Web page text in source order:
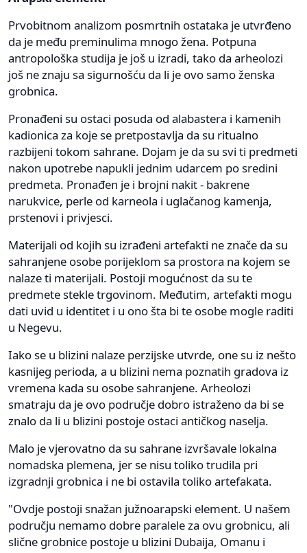
Prvobitnom analizom posmrtnih ostataka je utvrđeno
da je među preminulima mnogo žena. Potpuna
antropološka studija je još u izradi, tako da arheolozi
još ne znaju sa sigurnošću da li je ovo samo ženska
grobnica.
Pronađeni su ostaci posuda od alabastera i kamenih
kadionica za koje se pretpostavlja da su ritualno
razbijeni tokom sahrane. Dojam je da su svi ti predmeti
nakon upotrebe napukli jednim udarcem po sredini
predmeta. Pronađen je i brojni nakit - bakrene
narukvice, perle od karneola i uglačanog kamenja,
prstenovi i privjesci.
Materijali od kojih su izrađeni artefakti ne znače da su
sahranjene osobe porijeklom sa prostora na kojem se
nalaze ti materijali. Postoji mogućnost da su te
predmete stekle trgovinom. Međutim, artefakti mogu
dati uvid u identitet i u ono šta bi te osobe mogle raditi
u Negevu.
Iako se u blizini nalaze perzijske utvrde, one su iz nešto
kasnijeg perioda, a u blizini nema poznatih gradova iz
vremena kada su osobe sahranjene. Arheolozi
smatraju da je ovo područje dobro istraženo da bi se
znalo da li u blizini postoje ostaci antičkog naselja.
Malo je vjerovatno da su sahrane izvršavale lokalna
nomadska plemena, jer se nisu toliko trudila pri
izgradnji grobnica i ne bi ostavila toliko artefakata.
"Ovdje postoji snažan južnoarapski element. U našem
području nemamo dobre paralele za ovu grobnicu, ali
slične grobnice postoje u blizini Dubaija, Omanu i